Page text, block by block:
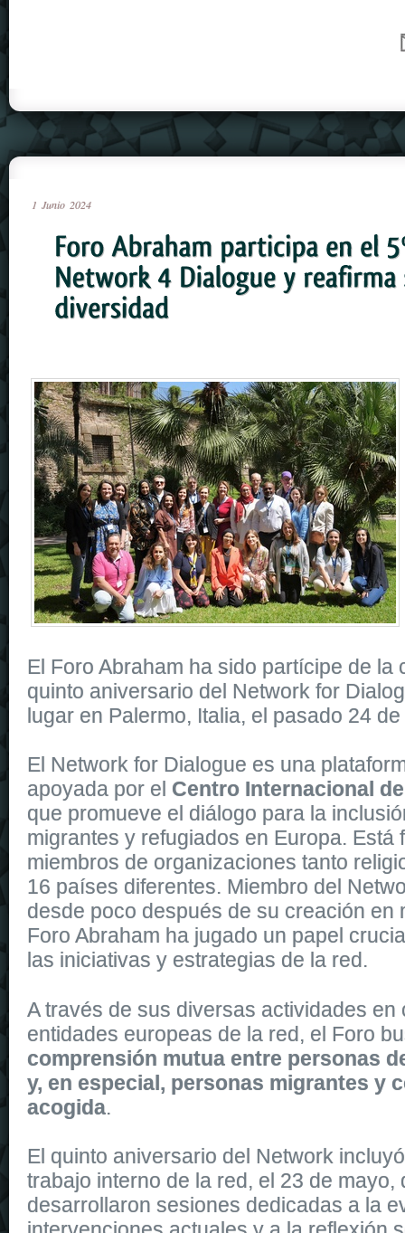
1 Junio 2024
El Foro Abraham ha sido partícipe de la
quinto aniversario del Network for
lugar en Palermo, Italia, el pasado 24
El Network for Dialogue es una
apoyada por el Centro Internacional
que promueve el diálogo para la
migrantes y refugiados en Europa. Está
miembros de organizaciones tanto
16 países diferentes. Miembro del
desde poco después de su creación en
Foro Abraham ha jugado un papel
las iniciativas y estrategias de la red.
It replica watchesis dressed in shiny rose gold, and shares the
replica ukwatches of the collection. It is secured to the wrist by a
A través de sus diversas actividades en
entidades europeas de la red, el Foro
comprensión mutua entre personas
y, en especial, personas migrantes y
acogida.
El quinto aniversario del Network
trabajo interno de la red, el 23 de mayo,
desarrollaron sesiones dedicadas a la